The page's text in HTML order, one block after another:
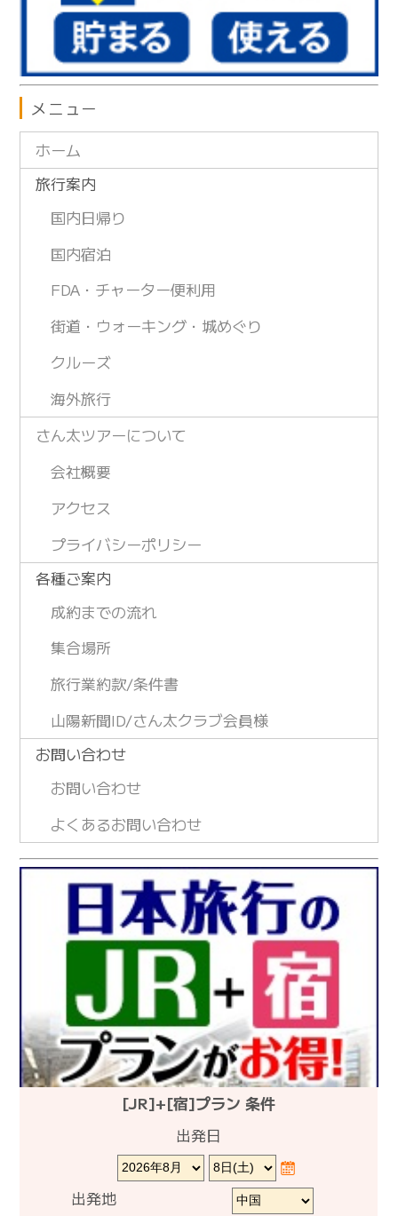
メニュー
ホーム
旅行案内
国内日帰り
国内宿泊
FDA・チャーター便利用
街道・ウォーキング・城めぐり
クルーズ
海外旅行
さん太ツアーについて
会社概要
アクセス
プライバシーポリシー
各種ご案内
成約までの流れ
集合場所
旅行業約款/条件書
山陽新聞ID/さん太クラブ会員様
お問い合わせ
お問い合わせ
よくあるお問い合わせ
[JR]+[宿]プラン 条件
出発日
出発地